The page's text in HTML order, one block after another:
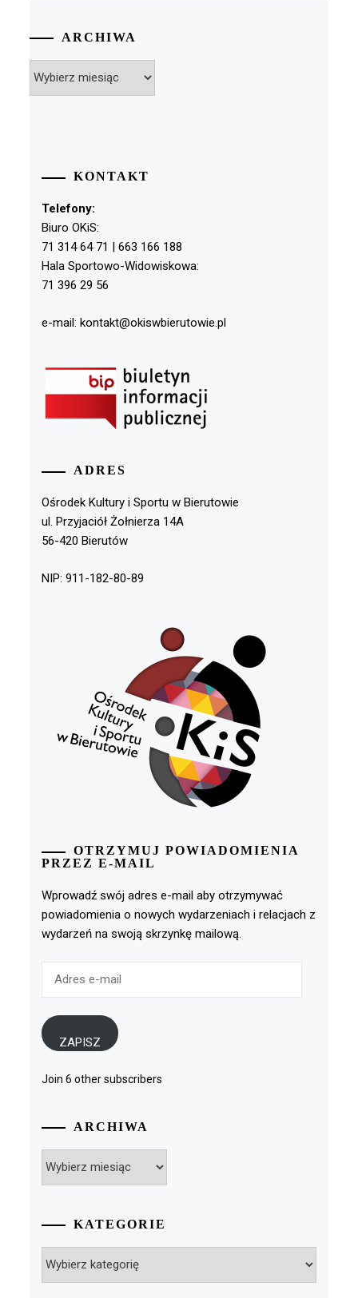
ARCHIWA
KONTAKT
Telefony:
Biuro OKiS:
71 314 64 71 | 663 166 188
Hala Sportowo-Widowiskowa:
71 396 29 56
e-mail: kontakt@okiswbierutowie.pl
ADRES
Ośrodek Kultury i Sportu w Bierutowie
ul. Przyjaciół Żołnierza 14A
56-420 Bierutów
NIP: 911-182-80-89
OTRZYMUJ POWIADOMIENIA
PRZEZ E-MAIL
Wprowadź swój adres e-mail aby otrzymywać
powiadomienia o nowych wydarzeniach i relacjach z
wydarzeń na swoją skrzynkę mailową.
ZAPISZ
Join 6 other subscribers
ARCHIWA
KATEGORIE